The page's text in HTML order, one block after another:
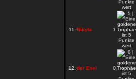
11. Nikyta 1
12. der Esel 0